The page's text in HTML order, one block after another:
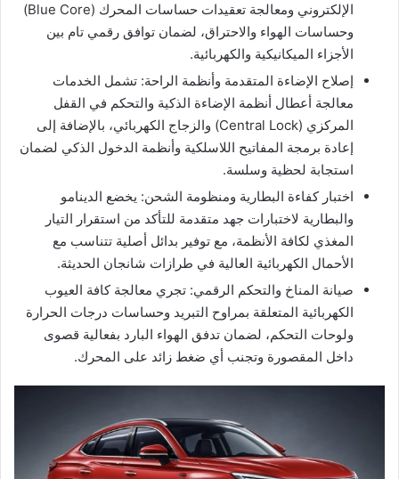
الإلكتروني ومعالجة تعقيدات حساسات المحرك (Blue Core)
وحساسات الهواء والاحتراق، لضمان توافق رقمي تام بين
الأجزاء الميكانيكية والكهربائية.
​إصلاح الإضاءة المتقدمة وأنظمة الراحة: تشمل الخدمات
معالجة أعطال أنظمة الإضاءة الذكية والتحكم في القفل
المركزي (Central Lock) والزجاج الكهربائي، بالإضافة إلى
إعادة برمجة المفاتيح اللاسلكية وأنظمة الدخول الذكي لضمان
استجابة لحظية وسلسة.
​اختبار كفاءة البطارية ومنظومة الشحن: يخضع الدينامو
والبطارية لاختبارات جهد متقدمة للتأكد من استقرار التيار
المغذي لكافة الأنظمة، مع توفير بدائل أصلية تتناسب مع
الأحمال الكهربائية العالية في طرازات شانجان الحديثة.
​صيانة المناخ والتحكم الرقمي: تجري معالجة كافة العيوب
الكهربائية المتعلقة بمراوح التبريد وحساسات درجات الحرارة
ولوحات التحكم، لضمان تدفق الهواء البارد بفعالية قصوى
داخل المقصورة وتجنب أي ضغط زائد على المحرك.